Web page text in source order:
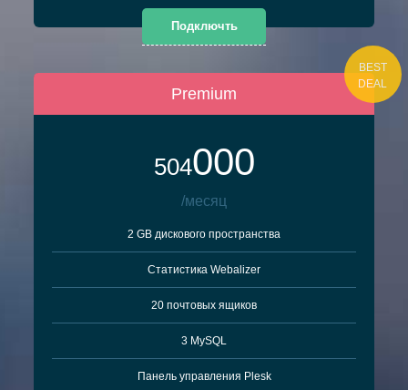
Подключть
Premium
504000
/месяц
2 GB дискового пространства
Cтатистика Webalizer
20 почтовых ящиков
3 MySQL
Панель управления Plesk
BEST
DEAL